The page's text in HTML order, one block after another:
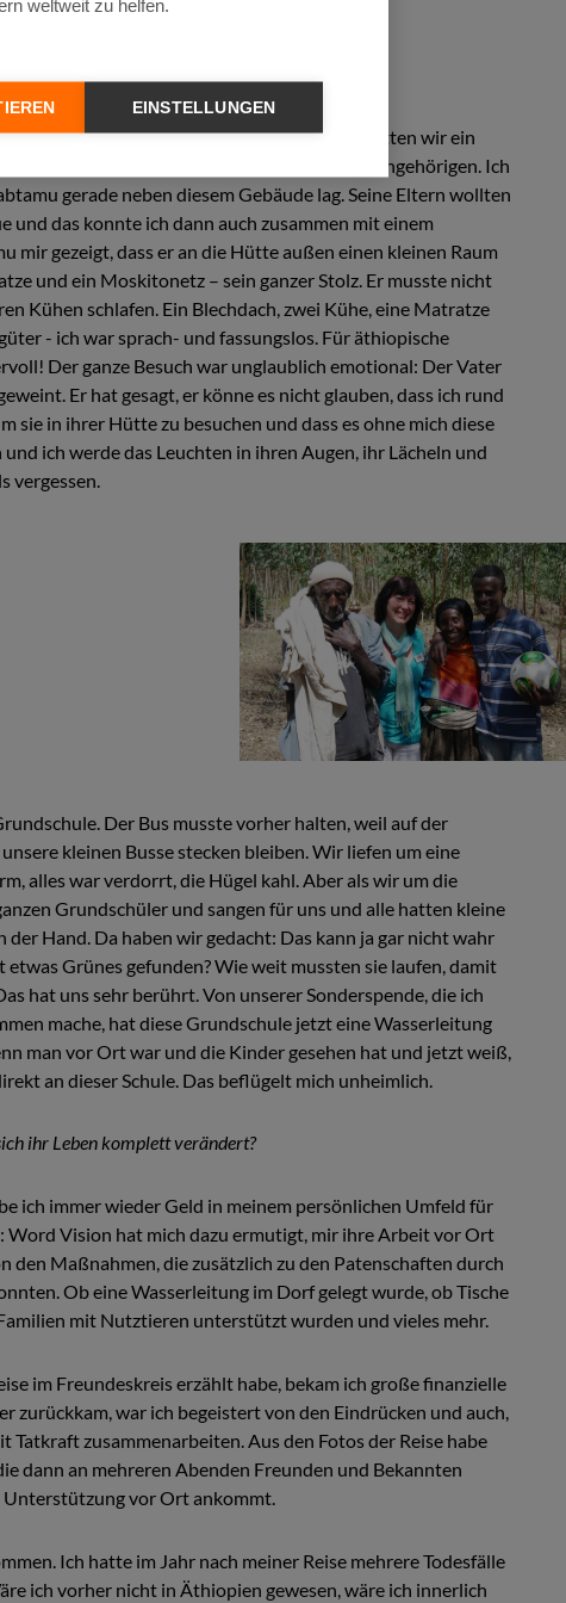
ein Schlüsselerlebnis?
die ich niemals vergessen werde. In Gemza hatten wir ein
mit unseren Patenkindern und ihren Angehörigen. Ich
gerade neben diesem Gebäude lag. Seine Eltern wollten
und das konnte ich dann auch zusammen mit einem
mir gezeigt, dass er an die Hütte außen einen kleinen Raum
und ein Moskitonetz – sein ganzer Stolz. Er musste nicht
Kühen schlafen. Ein Blechdach, zwei Kühe, eine Matratze
- ich war sprach- und fassungslos. Für äthiopische
Der ganze Besuch war unglaublich emotional: Der Vater
Er hat gesagt, er könne es nicht glauben, dass ich rund
sie in ihrer Hütte zu besuchen und dass es ohne mich diese
ich werde das Leuchten in ihren Augen, ihr Lächeln und
vergessen.
Der Bus musste vorher halten, weil auf der
kleinen Busse stecken bleiben. Wir liefen um eine
alles war verdorrt, die Hügel kahl. Aber als wir um die
Grundschüler und sangen für uns und alle hatten kleine
Hand. Da haben wir gedacht: Das kann ja gar nicht wahr
Grünes gefunden? Wie weit mussten sie laufen, damit
hat uns sehr berührt. Von unserer Sonderspende, die ich
mache, hat diese Grundschule jetzt eine Wasserleitung
man vor Ort war und die Kinder gesehen hat und jetzt weiß,
an dieser Schule. Das beflügelt mich unheimlich.
ihr Leben komplett verändert?
ich immer wieder Geld in meinem persönlichen Umfeld für
Word Vision hat mich dazu ermutigt, mir ihre Arbeit vor Ort
den Maßnahmen, die zusätzlich zu den Patenschaften durch
Ob eine Wasserleitung im Dorf gelegt wurde, ob Tische
mit Nutztieren unterstützt wurden und vieles mehr.
im Freundeskreis erzählt habe, bekam ich große finanzielle
zurückkam, war ich begeistert von den Eindrücken und auch,
Tatkraft zusammenarbeiten. Aus den Fotos der Reise habe
dann an mehreren Abenden Freunden und Bekannten
Unterstützung vor Ort ankommt.
Ich hatte im Jahr nach meiner Reise mehrere Todesfälle
ich vorher nicht in Äthiopien gewesen, wäre ich innerlich
weltweit zu helfen.
EINSTELLUNGEN